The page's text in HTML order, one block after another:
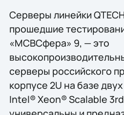
Серверы линейки
прошедшие
«МСВСфера» 9, — это
серверы российского
корпусе 2U на базе
Intel® Xeon® Scalable